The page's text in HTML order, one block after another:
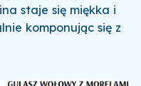
staje się miękka i
komponując się z